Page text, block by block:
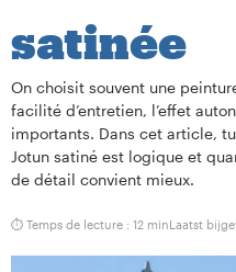
satinée
On choisit souvent une
facilité d’entretien, l’effet
importants. Dans cet article,
Jotun satiné est logique et
de détail convient mieux.
⏱ Temps de lecture : 12 minLaatst